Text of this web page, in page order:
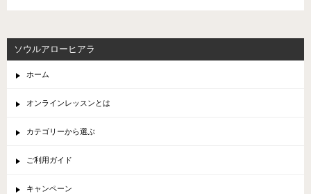
ソウルアローヒアラ
ホーム
オンラインレッスンとは
カテゴリーから選ぶ
ご利用ガイド
キャンペーン